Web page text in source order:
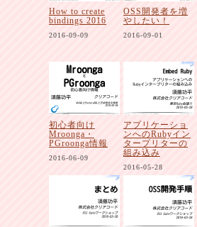
How to create
bindings 2016
2016-09-09
OSS開発者を増
やしたい！
2016-09-01
初心者向け
Mroonga・
PGroonga情報
2016-06-09
アプリケーショ
ンへのRubyイン
タープリターの
組み込み
2016-05-28